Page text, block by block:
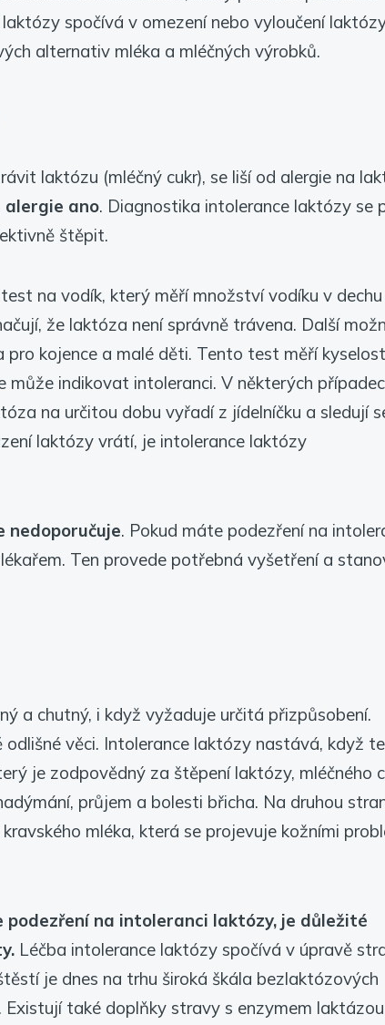
spočívá v omezení nebo vyloučení
alternativ mléka a mléčných výrobků.
laktózu (mléčný cukr), se liší od alergie na
alergie ano. Diagnostika intolerance laktózy se
štěpit.
na vodík, který měří množství vodíku v
že laktóza není správně trávena. Další
kojence a malé děti. Tento test měří kyselost
indikovat intoleranci. V některých
na určitou dobu vyřadí z jídelníčku a sledují
laktózy vrátí, je intolerance laktózy
nedoporučuje. Pokud máte podezření na
Ten provede potřebná vyšetření a
a chutný, i když vyžaduje určitá přizpůsobení.
věci. Intolerance laktózy nastává, když
je zodpovědný za štěpení laktózy, mléčného
průjem a bolesti břicha. Na druhou
mléka, která se projevuje kožními
na intoleranci laktózy, je důležité
Léčba intolerance laktózy spočívá v úpravě
je dnes na trhu široká škála bezlaktózových
také doplňky stravy s enzymem